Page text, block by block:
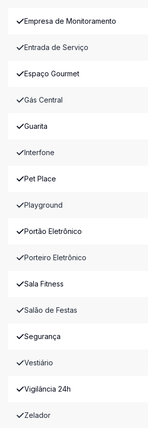
Empresa de Monitoramento
Entrada de Serviço
Espaço Gourmet
Gás Central
Guarita
Interfone
Pet Place
Playground
Portão Eletrônico
Porteiro Eletrônico
Sala Fitness
Salão de Festas
Segurança
Vestiário
Vigilância 24h
Zelador